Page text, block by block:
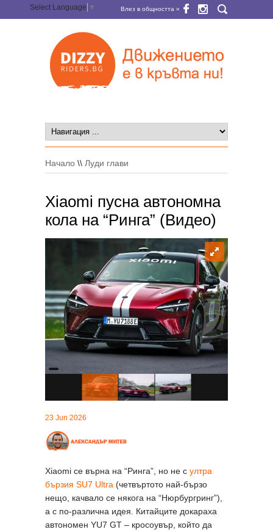
Select Language ▼ Влез в общността »
Начало \\ Луди глави
Xiaomi пусна автономна
кола на “Ринга” (Видео)
23 Jun 2026
Xiaomi се върна на “Ринга”, но не с ултра
бързия SU7 Ultra (четвъртото най-бързо
нещо, качвало се някога на “Нюрбургринг”),
а с по-различна идея. Китайците докараха
автономен YU7 GT – кросоувър, който да